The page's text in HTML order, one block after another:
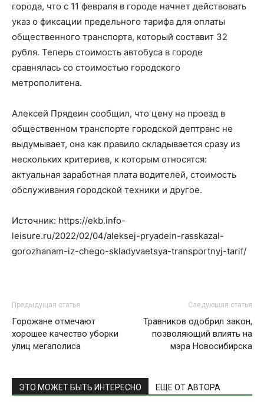
города, что с 11 февраля в городе начнет действовать
указ о фиксации предельного тарифа для оплаты
общественного транспорта, который составит 32
рубля. Теперь стоимость автобуса в городе
сравнялась со стоимостью городского
метрополитена.
Алексей Прядеин сообщил, что цену на проезд в
общественном транспорте городской дептранс не
выдумывает, она как правило складывается сразу из
нескольких критериев, к которым относятся:
актуальная заработная плата водителей, стоимость
обслуживания городской техники и другое.
Источник: https://ekb.info-
leisure.ru/2022/02/04/aleksej-pryadein-rasskazal-
gorozhanam-iz-chego-skladyvaetsya-transportnyj-tarif/
Предыдущая статья
Горожане отмечают
хорошее качество уборки
улиц мегаполиса
Следующая статья
Травников одобрил закон,
позволяющий влиять на
мэра Новосибирска
ЭТО МОЖЕТ БЫТЬ ИНТЕРЕСНО ЕЩЕ ОТ АВТОРА